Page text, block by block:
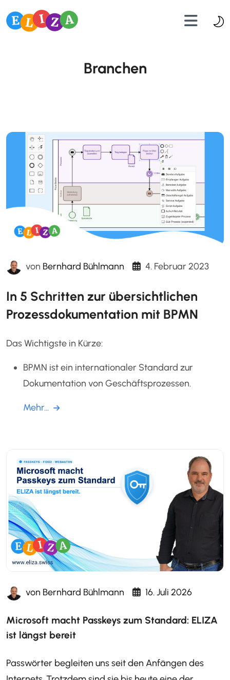
Branchen
von Bernhard Bühlmann 4. Februar 2023
In 5 Schritten zur übersichtlichen
Prozessdokumentation mit BPMN
Das Wichtigste in Kürze:
BPMN ist ein internationaler Standard zur
Dokumentation von Geschäftsprozessen.
Mehr...
von Bernhard Bühlmann 16. Juli 2026
Microsoft macht Passkeys zum Standard: ELIZA
ist längst bereit
Passwörter begleiten uns seit den Anfängen des